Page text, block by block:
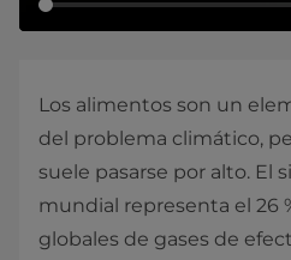
Los alimentos son un
del problema climático,
suele pasarse por alto. El
mundial representa el 26
globales de gases de